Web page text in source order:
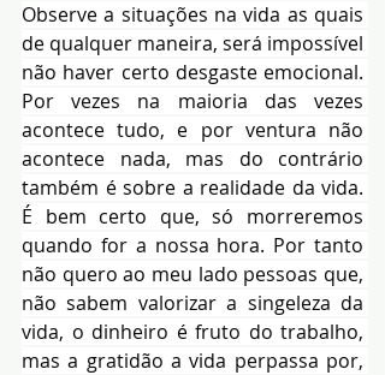
Observe a situações na vida as quais
de qualquer maneira, será impossível
não haver certo desgaste emocional.
Por vezes na maioria das vezes
acontece tudo, e por ventura não
acontece nada, mas do contrário
também é sobre a realidade da vida.
É bem certo que, só morreremos
quando for a nossa hora. Por tanto
não quero ao meu lado pessoas que,
não sabem valorizar a singeleza da
vida, o dinheiro é fruto do trabalho,
mas a gratidão a vida perpassa por,